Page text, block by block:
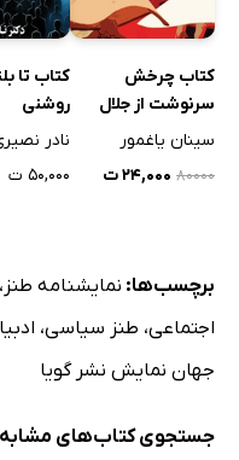
کتاب چرخش
سرنوشت از جلال
الدین تا مولانا شدن
سینان یاغمور
۸۰۰۰۰ ۲۴,۰۰۰ ت
کتاب تا
روشنی
نادر
۵۰,۰۰۰ ت
برچسب‌ها: نمایشنامه طنز ،
اجتماعی، طنز سیاسی،
جهان نمایش نشر گویا
جستجوی کتاب‌های